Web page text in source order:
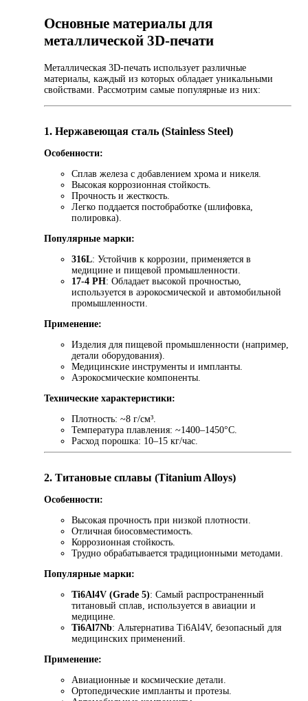
Основные материалы для
металлической 3D-печати
Металлическая 3D-печать использует различные
материалы, каждый из которых обладает уникальными
свойствами. Рассмотрим самые популярные из них:
1. Нержавеющая сталь (Stainless Steel)
Особенности:
Сплав железа с добавлением хрома и никеля.
Высокая коррозионная стойкость.
Прочность и жесткость.
Легко поддается постобработке (шлифовка,
полировка).
Популярные марки:
316L: Устойчив к коррозии, применяется в
медицине и пищевой промышленности.
17-4 PH: Обладает высокой прочностью,
используется в аэрокосмической и автомобильной
промышленности.
Применение:
Изделия для пищевой промышленности (например,
детали оборудования).
Медицинские инструменты и импланты.
Аэрокосмические компоненты.
Технические характеристики:
Плотность: ~8 г/см³.
Температура плавления: ~1400–1450°C.
Расход порошка: 10–15 кг/час.
2. Титановые сплавы (Titanium Alloys)
Особенности:
Высокая прочность при низкой плотности.
Отличная биосовместимость.
Коррозионная стойкость.
Трудно обрабатывается традиционными методами.
Популярные марки:
Ti6Al4V (Grade 5): Самый распространенный
титановый сплав, используется в авиации и
медицине.
Ti6Al7Nb: Альтернатива Ti6Al4V, безопасный для
медицинских применений.
Применение:
Авиационные и космические детали.
Ортопедические импланты и протезы.